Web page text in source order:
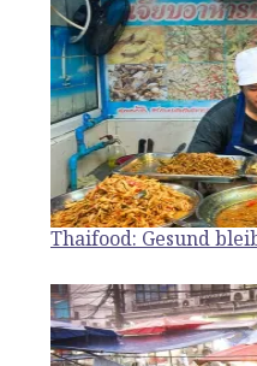
Thaifood: Gesund